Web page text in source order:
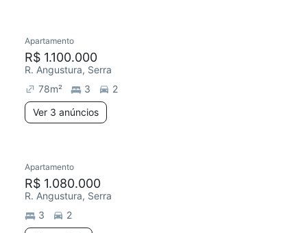
Chegou este mês
Apartamento
R$ 1.100.000
R. Angustura, Serra
78m² 3
2
Ver 3 anúncios
Apartamento
R$ 1.080.000
R. Angustura, Serra
3
2